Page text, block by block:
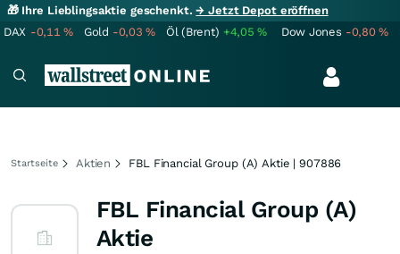
🎁 Ihre Lieblingsaktie geschenkt.→ Jetzt Depot eröffnen
DAX -0,11% Gold -0,03% Öl (Brent) +4,05% Dow Jones -0,80%
Startseite Aktien FBL Financial Group (A) Aktie | 907886
FBL Financial Group (A)
Aktie